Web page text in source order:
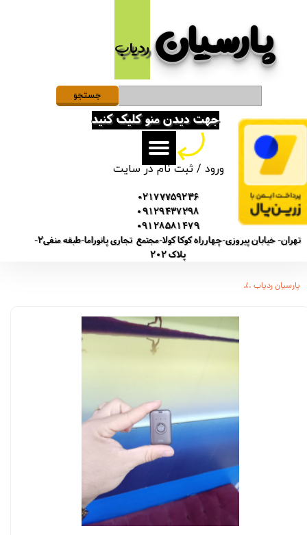
پارسیان​​​​​​​ردیاب
ورود /ثبت نام در سایت
حساب کاربری من
تغییر گذر واژه
سفارشات
خروج از حساب کاربری
02177759236
09129437298
09128581479
تهران- خیابان پیروزی-چهارراه کوکا کولا-مجتمع تجاری پانوراما-طبقه منفی2-
پلاک 202
جهت دیدن منو کلیک کنید
جستجو
پارسیان ردیاب